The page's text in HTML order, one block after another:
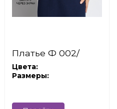
Платье Ф 002/
синий
Цвета:
Размеры: